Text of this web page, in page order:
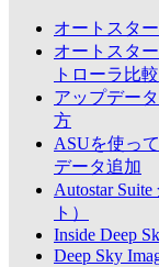
オートスタ
オートスタ
トローラ比較
アップデー
方
ASUを使っ
データ追加
Autostar
ト）
Inside Deep
Deep Sky